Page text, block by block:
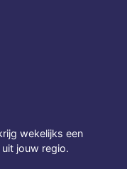
wekelijks een
jouw regio.